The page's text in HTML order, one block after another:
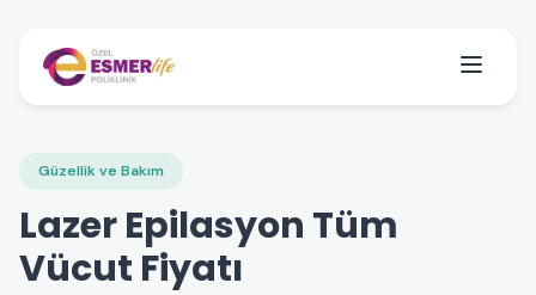
Güzellik ve Bakım
Lazer Epilasyon Tüm
Vücut Fiyatı